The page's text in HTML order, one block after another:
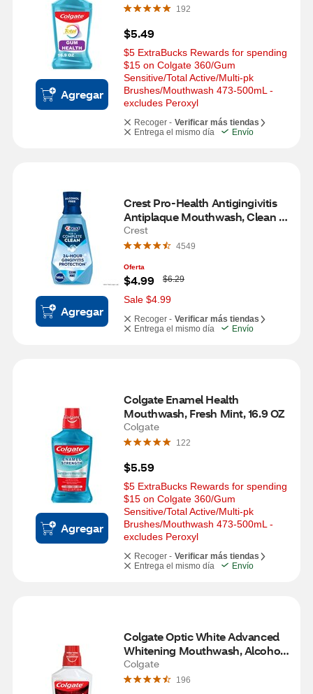
Agregar
192
$5.49
$5 ExtraBucks Rewards for spending
$15 on Colgate 360/Gum
Sensitive/Total Active/Multi-pk
Brushes/Mouthwash 473-500mL -
excludes Peroxyl
Recoger - Verificar más tiendas
Entrega el mismo día
Envío
Agregar
Crest Pro-Health Antigingivitis
Antiplaque Mouthwash, Clean
Mint Multi-Protection, 33.8 OZ
Crest
4549
Oferta
$4.99
W
a
s
$6.29
Sale $4.99
Recoger - Verificar más tiendas
Entrega el mismo día
Envío
Agregar
Colgate Enamel Health
Mouthwash, Fresh Mint, 16.9 OZ
Colgate
122
$5.59
$5 ExtraBucks Rewards for spending
$15 on Colgate 360/Gum
Sensitive/Total Active/Multi-pk
Brushes/Mouthwash 473-500mL -
excludes Peroxyl
Recoger - Verificar más tiendas
Entrega el mismo día
Envío
Colgate Optic White Advanced
Whitening Mouthwash, Alcohol-
Free, Icy Fresh Mint, 16 OZ
Colgate
196